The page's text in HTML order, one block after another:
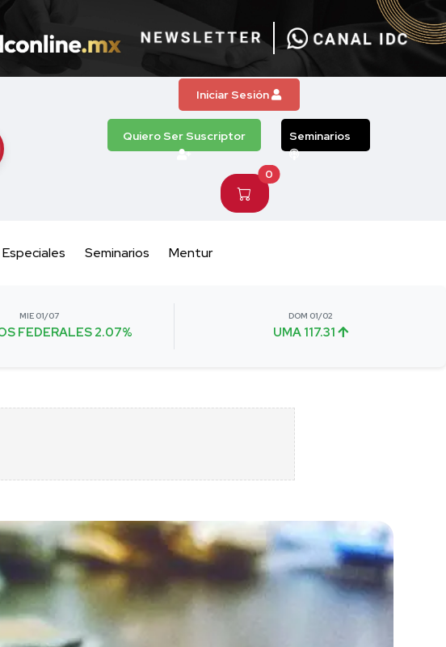
Iniciar Sesión
Quiero Ser Suscriptor Seminarios
0
Especiales Seminarios Mentur
MIE 01/07
FEDERALES 2.07%
DOM 01/02
UMA 117.31